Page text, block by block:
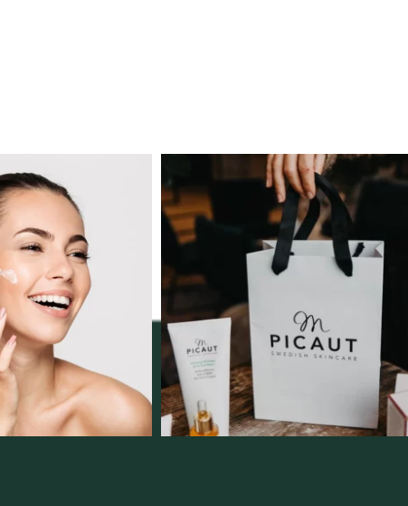
februari-
...
Vellnez – din samlingsplats för
personlig handel i
12 0